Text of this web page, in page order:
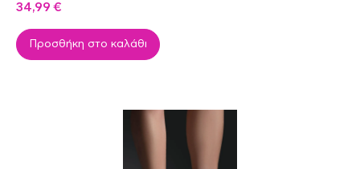
34,99 €
Προσθήκη στο καλάθι